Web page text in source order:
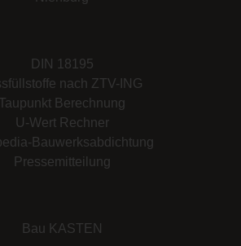
DIN 18195
nach ZTV-ING
Taupunkt Berechnung
U-Wert Rechner
Bauwerksabdichtung
Pressemitteilung
Bau KASTEN